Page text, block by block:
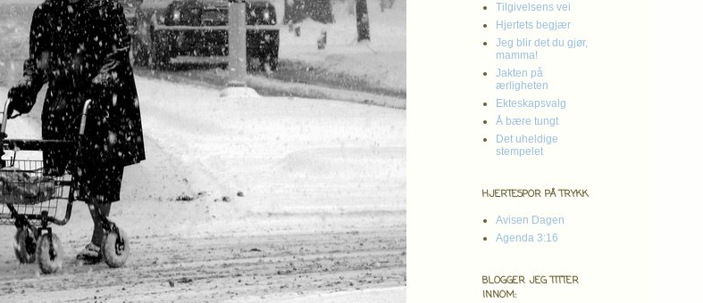
Tilgivelsens vei
Hjertets begjær
Jeg blir det du gjør,
mamma!
Jakten på
ærligheten
Ekteskapsvalg
Å bære tungt
Det uheldige
stempelet
HJERTESPOR PÅ TRYKK
Avisen Dagen
Agenda 3:16
BLOGGER JEG TITTER
INNOM: